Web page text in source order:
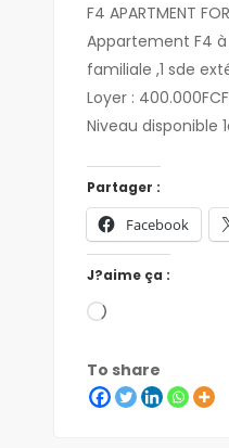
F4 APARTMENT
Appartement F4 à
familiale ,1 sde
Loyer :
Niveau disponible
Partager :
Facebook
J?aime ça :
To share